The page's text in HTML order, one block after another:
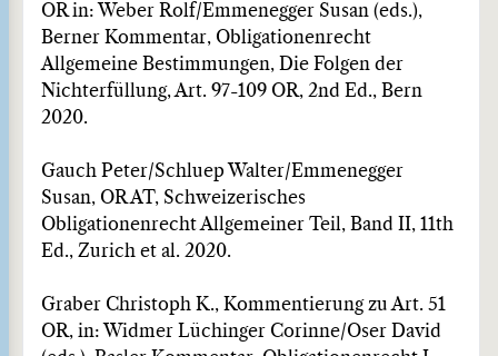
OR in: Weber Rolf/Emmenegger Susan (eds.),
Berner Kommentar, Obligationenrecht
Allgemeine Bestimmungen, Die Folgen der
Nichterfüllung, Art. 97-109 OR, 2nd Ed., Bern
2020.
Gauch Peter/Schluep Walter/Emmenegger
Susan, OR AT, Schweizerisches
Obligationenrecht Allgemeiner Teil, Band II, 11th
Ed., Zurich et al. 2020.
Graber Christoph K., Kommentierung zu Art. 51
OR, in: Widmer Lüchinger Corinne/Oser David